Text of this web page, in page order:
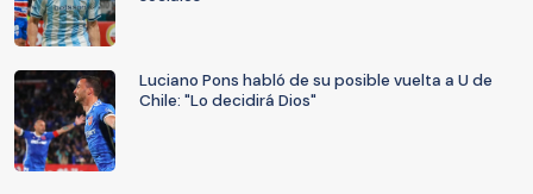
Luciano Pons habló de su posible vuelta a U de
Chile: "Lo decidirá Dios"